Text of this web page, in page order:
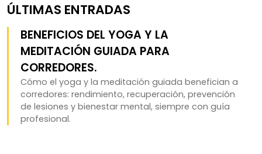
ÚLTIMAS ENTRADAS
BENEFICIOS DEL YOGA Y LA
MEDITACIÓN GUIADA PARA
CORREDORES.
Cómo el yoga y la meditación guiada benefician a
corredores: rendimiento, recuperación, prevención
de lesiones y bienestar mental, siempre con guía
profesional.